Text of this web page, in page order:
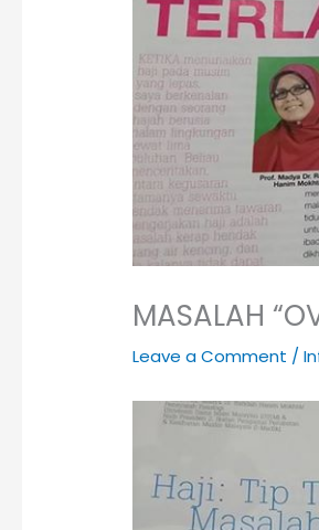
MASALAH
Leave a Comment /